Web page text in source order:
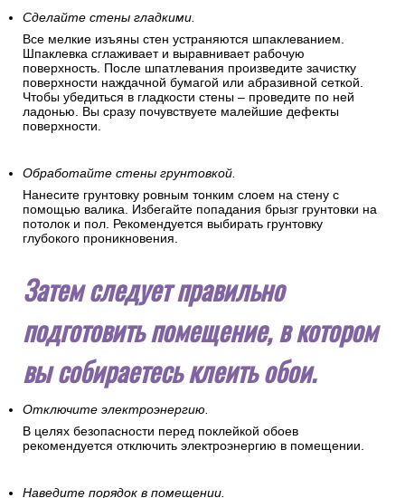
Сделайте стены гладкими.
Все мелкие изъяны стен устраняются шпаклеванием.
Шпаклевка сглаживает и выравнивает рабочую
поверхность. После шпатлевания произведите зачистку
поверхности наждачной бумагой или абразивной сеткой.
Чтобы убедиться в гладкости стены – проведите по ней
ладонью. Вы сразу почувствуете малейшие дефекты
поверхности.
Обработайте стены грунтовкой.
Нанесите грунтовку ровным тонким слоем на стену с
помощью валика. Избегайте попадания брызг грунтовки на
потолок и пол. Рекомендуется выбирать грунтовку
глубокого проникновения.
Затем следует правильно
подготовить помещение, в котором
вы собираетесь клеить обои.
Отключите электроэнергию.
В целях безопасности перед поклейкой обоев
рекомендуется отключить электроэнергию в помещении.
Наведите порядок в помещении.